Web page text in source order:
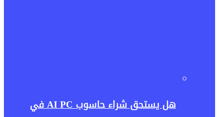
هل يستحق شراء حاسوب AI PC في